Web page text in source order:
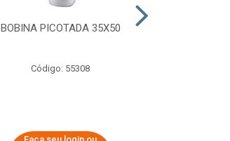
BOBINA PICOTADA 35X50
Código: 55308